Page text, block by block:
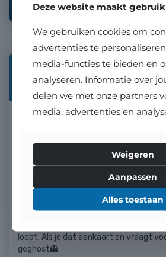
Deze website maakt
We gebruiken cookies om
advertenties te
media-functies te bieden en
analyseren. Informatie over
delen we met onze partners
media, advertenties en
Weigeren
Aanpassen
Alles toestaan